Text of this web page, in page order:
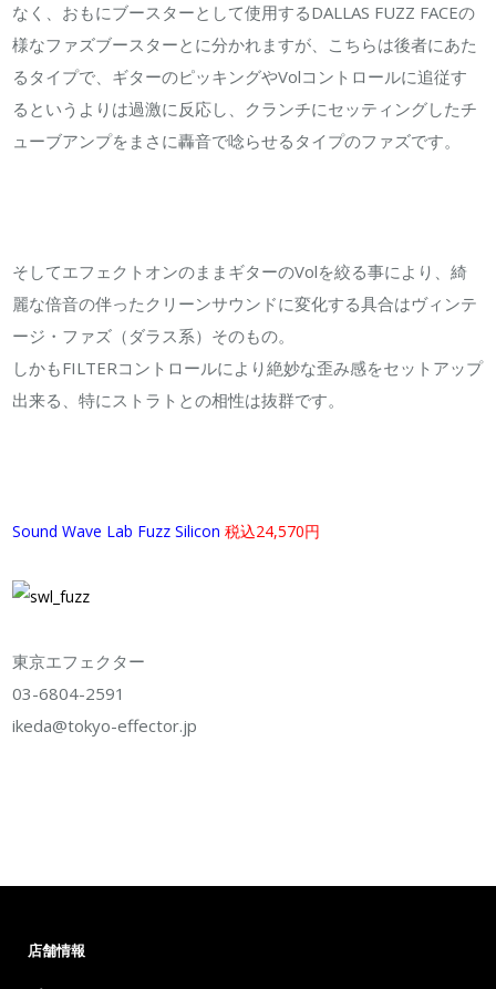
なく、おもにブースターとして使用するDALLAS FUZZ FACEの
様なファズブースターとに分かれますが、こちらは後者にあた
るタイプで、ギターのピッキングやVolコントロールに追従す
るというよりは過激に反応し、クランチにセッティングしたチ
ューブアンプをまさに轟音で唸らせるタイプのファズです。
そしてエフェクトオンのままギターのVolを絞る事により、綺
麗な倍音の伴ったクリーンサウンドに変化する具合はヴィンテ
ージ・ファズ（ダラス系）そのもの。
しかもFILTERコントロールにより絶妙な歪み感をセットアップ
出来る、特にストラトとの相性は抜群です。
Sound Wave Lab Fuzz Silicon 税込24,570円
東京エフェクター
03-6804-2591
ikeda@tokyo-effector.jp
店舗情報